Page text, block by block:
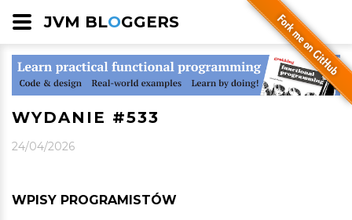
JVM BLOGGERS
WYDANIE #533
24/04/2026
WPISY PROGRAMISTÓW